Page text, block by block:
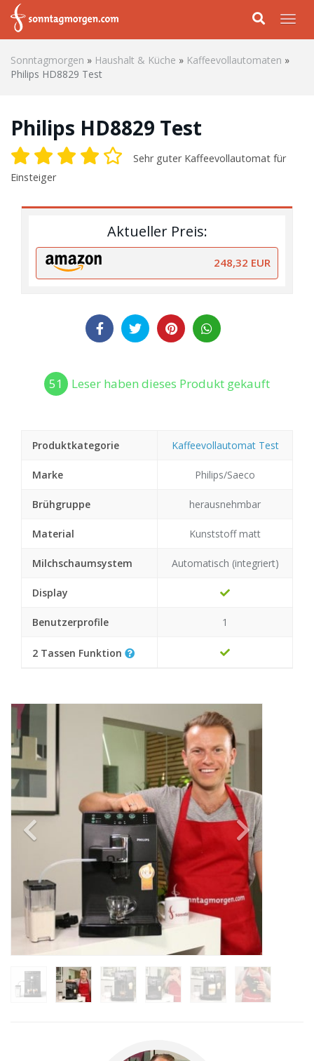
Skip to main content
Sonntagmorgen » Haushalt & Küche » Kaffeevollautomaten »
Philips HD8829 Test
Philips HD8829 Test
Sehr guter Kaffeevollautomat für
Einsteiger
Aktueller Preis:
248,32 EUR
51 Leser haben dieses Produkt gekauft
Produktkategorie Kaffeevollautomat Test
Marke Philips/Saeco
Brühgruppe herausnehmbar
Material Kunststoff matt
Milchschaumsystem Automatisch (integriert)
Display
Benutzerprofile 1
2 Tassen Funktion
Previous Next